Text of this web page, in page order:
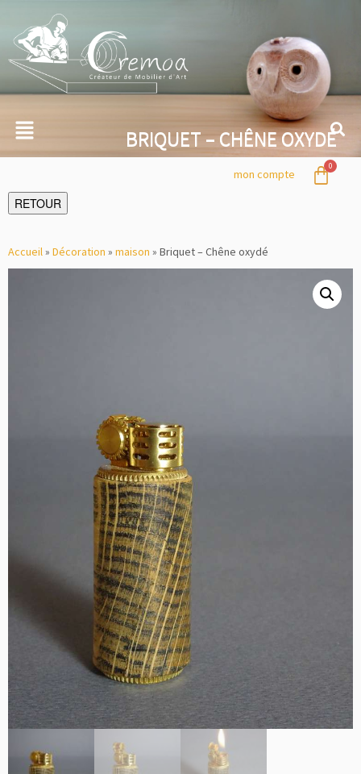
BRIQUET – CHÊNE OXYDÉ
mon compte
RETOUR
Accueil» Décoration » maison » Briquet – Chêne oxydé